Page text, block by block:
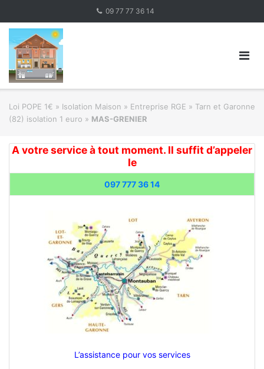
content
09 77 77 36 14
Loi POPE 1€ » Isolation Maison » Entreprise RGE » Tarn et Garonne
(82) isolation 1 euro » MAS-GRENIER
A votre service à tout moment. Il suffit d’appeler
le
097 777 36 14
L’assistance pour vos services